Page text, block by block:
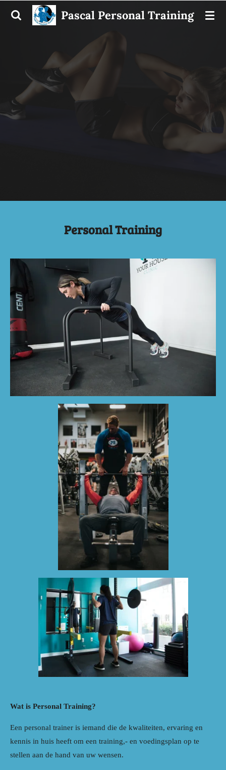
Ga
hoofdinhoud
Pascal Personal Training
Personal Training
Wat is Personal Training?
Een personal trainer is iemand die de kwaliteiten, ervaring en
kennis in huis heeft om een training,- en voedingsplan op te
stellen aan de hand van uw wensen.